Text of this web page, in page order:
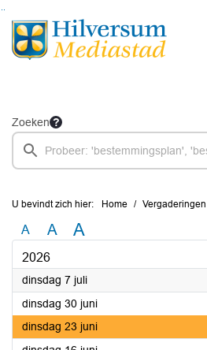
Ga naar de inhoud van deze pagina
Ga naar het zoeken
Zoeken
U bevindt zich hier: Home Vergaderingen
A A A
2026
dinsdag 7 juli2026
dinsdag 30 juni2026
dinsdag 23 juni2026